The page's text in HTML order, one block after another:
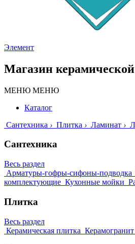
Элемент
Магазин
МЕНЮ МЕНЮ
Каталог
Сантехника › Плитка › Ламинат ›
Сантехника
Весь раздел
Арматуры-гофры-сифоны-подводка
комплектующие Кухонные мойки
Плитка
Весь раздел
Керамическая плитка Керамогранит